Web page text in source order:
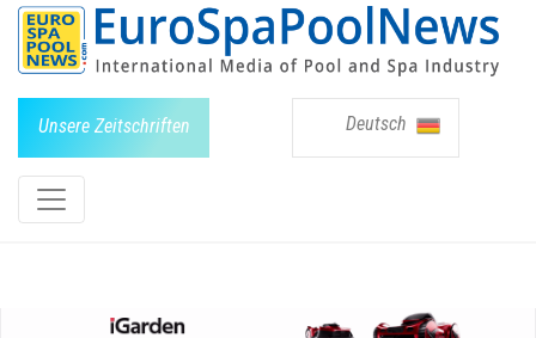
Unsere Zeitschriften Deutsch